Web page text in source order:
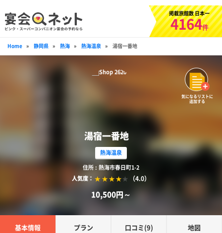
掲載旅館数 日本一
4164件
Home » 静岡県 » 熱海 » 熱海温泉 » 湯宿一番地
湯宿一番地
熱海温泉
住所 : 熱海市春日町1-2
人気度：
（4.0）
10,500円～
気になるリストに
追加する
基本情報 プラン 口コミ(9) 地図